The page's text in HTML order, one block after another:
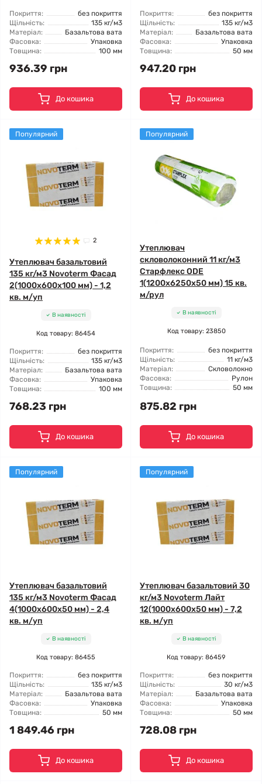
Покриття:
без покриття
Щільність:
135 кг/м3
Матеріал:
Базальтова вата
Фасовка:
Упаковка
Товщина:
100 мм
936.39 грн
До кошика
Покриття:
без покриття
Щільність:
135 кг/м3
Матеріал:
Базальтова вата
Фасовка:
Упаковка
Товщина:
50 мм
947.20 грн
До кошика
Популярний
2
Утеплювач базальтовий
135 кг/м3 Novoterm Фасад
2(1000x600x100 мм) - 1,2
кв. м/уп
В наявності
Код товару: 86454
Покриття:
без покриття
Щільність:
135 кг/м3
Матеріал:
Базальтова вата
Фасовка:
Упаковка
Товщина:
100 мм
768.23 грн
До кошика
Популярний
Утеплювач
скловолоконний 11 кг/м3
Старфлекс ODE
1(1200x6250x50 мм) 15 кв.
м/рул
В наявності
Код товару: 23850
Покриття:
без покриття
Щільність:
11 кг/м3
Матеріал:
Скловолокно
Фасовка:
Рулон
Товщина:
50 мм
875.82 грн
До кошика
Популярний
Утеплювач базальтовий
135 кг/м3 Novoterm Фасад
4(1000x600x50 мм) - 2,4
кв. м/уп
В наявності
Код товару: 86455
Покриття:
без покриття
Щільність:
135 кг/м3
Матеріал:
Базальтова вата
Фасовка:
Упаковка
Товщина:
50 мм
1 849.46 грн
До кошика
Популярний
Утеплювач базальтовий 30
кг/м3 Novoterm Лайт
12(1000x600x50 мм) - 7,2
кв. м/уп
В наявності
Код товару: 86459
Покриття:
без покриття
Щільність:
30 кг/м3
Матеріал:
Базальтова вата
Фасовка:
Упаковка
Товщина:
50 мм
728.08 грн
До кошика